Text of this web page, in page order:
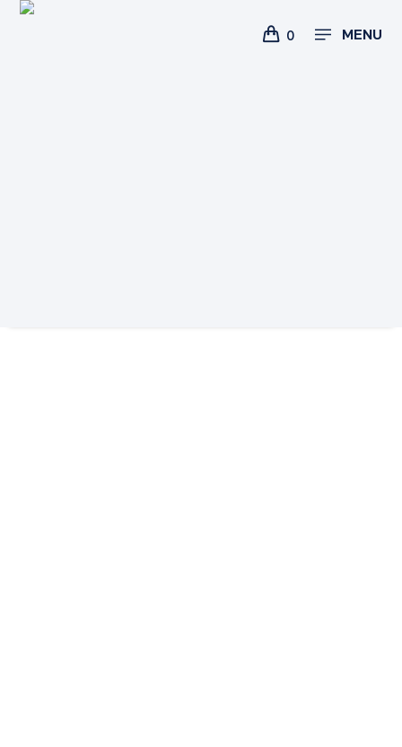
0 MENU